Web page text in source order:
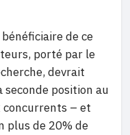
de ce
porté par le
devrait
seconde position au
– et
plus de 20% de